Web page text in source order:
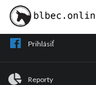
Prihlásiť
Reporty